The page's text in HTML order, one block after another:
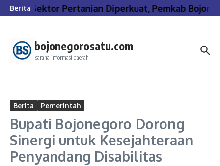
Lewati ke konten
BeritaSektor Pertanian Diperkuat, Pemkab
bojonegorosatu.com
sarana informasi daerah
Berita Pemerintah
Bupati Bojonegoro Dorong
Sinergi untuk Kesejahteraan
Penyandang Disabilitas